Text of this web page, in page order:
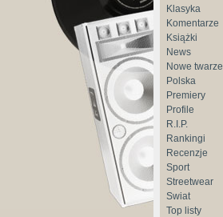
Klasyka
Komentarze
Książki
News
Nowe twarze
Polska
Premiery
Profile
R.I.P.
Rankingi
Recenzje
Sport
Streetwear
Świat
Top listy